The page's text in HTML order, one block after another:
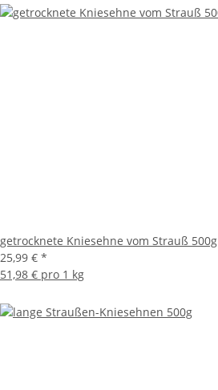
getrocknete Kniesehne vom Strauß 500g
25,99 € *
51,98 € pro 1 kg